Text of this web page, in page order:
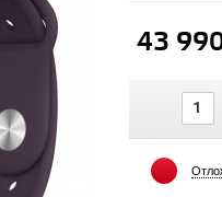
43